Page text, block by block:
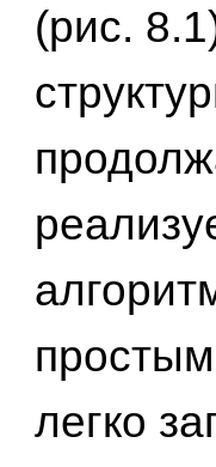
(рис.
легко